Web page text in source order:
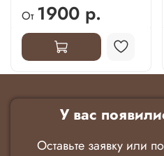
От 1900 р.
У вас
Оставьте заявку или